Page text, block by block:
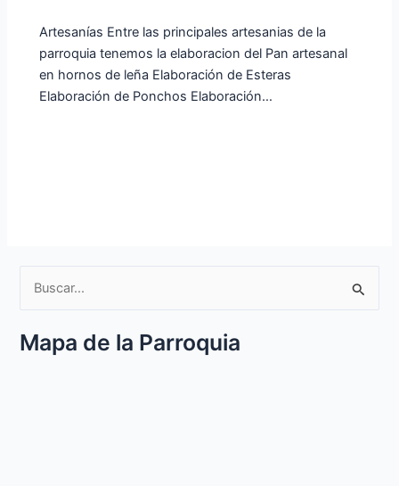
Artesanías Entre las principales artesanias de la
parroquia tenemos la elaboracion del Pan artesanal
en hornos de leña Elaboración de Esteras
Elaboración de Ponchos Elaboración…
s
Mapa de la Parroquia